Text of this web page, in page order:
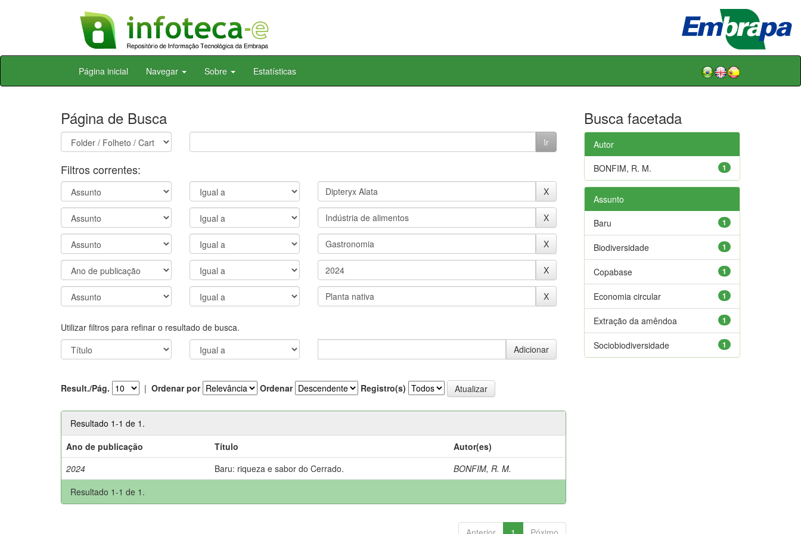
Skip
Página inicial Navegar Sobre Estatísticas
Página de Busca
Filtros correntes:
Utilizar filtros para refinar o resultado de busca.
Result./Pág. | Ordenar por Ordenar Registro(s)
Resultado 1-1 de 1.
Ano de publicação
Título
Autor(es)
2024
Baru: riqueza e sabor do Cerrado.
BONFIM, R. M.
Resultado 1-1 de 1.
Busca facetada
Autor
1
BONFIM, R. M.
Assunto
1
Baru
1
Biodiversidade
1
Copabase
1
Economia circular
1
Extração da amêndoa
1
Sociobiodiversidade